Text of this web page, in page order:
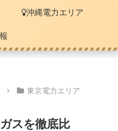
沖縄電力エリア
東京電力エリア
スを徹底比